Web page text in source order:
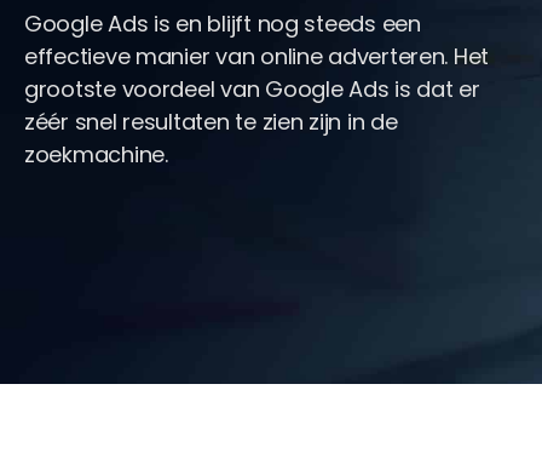
Google Ads is en blijft nog steeds een
effectieve manier van online adverteren. Het
grootste voordeel van Google Ads is dat er
zéér snel resultaten te zien zijn in de
zoekmachine.